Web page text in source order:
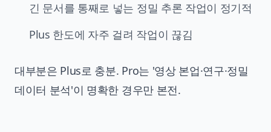
긴 문서를 통째로 넣는 정밀 추론 작업이 정기적
Plus 한도에 자주 걸려 작업이 끊김
대부분은 Plus로 충분. Pro는 '영상 본업·연구·정밀
데이터 분석'이 명확한 경우만 본전.